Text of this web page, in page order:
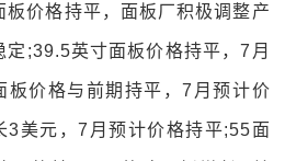
价格持平，面板厂积极调整产
;39.5英寸面板价格持平，7月
板价格与前期持平，7月预计价
3美元，7月预计价格持平;55面